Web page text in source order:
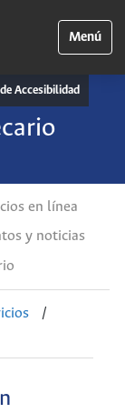
Menú
Accesibilidad
en línea
y noticias
/